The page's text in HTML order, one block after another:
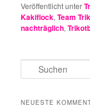
Veröffentlicht unter
Kakiflock,Team
nachträglich,
u
h
NEUESTE